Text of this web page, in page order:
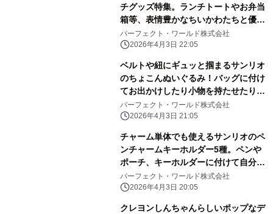
チグッズ特集。ランチトートやお弁当
箱等、表情豊かなちいかわたちと優し
いピンク色に心和む
パーフェクト・ワールド株式会社
2026年4月3日 22:05
ベルトや紐にギュッと掴まるサンリオ
のちょこんぬいぐるみ！バッグに付け
てお出かけしたり小物を持たせたりと
自由に楽しめる！
パーフェクト・ワールド株式会社
2026年4月3日 21:05
チャーム単体でも使えるサンリオのペ
ンチャームキーホルダー5種。ペンや
ポーチ、キーホルダーに付けて自分だ
けのアレンジしよう
パーフェクト・ワールド株式会社
2026年4月3日 20:05
クレヨンしんちゃんらしいポップなデ